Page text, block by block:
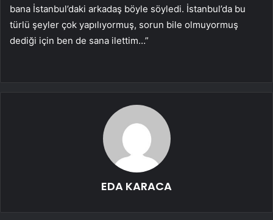
bana İstanbul’daki arkadaş böyle söyledi. İstanbul’da bu
türlü şeyler çok yapılıyormuş, sorun bile olmuyormuş
dediği için ben de sana ilettim…”
EDA KARACA